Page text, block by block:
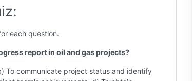
each question.
report in oil and gas projects?
To communicate project status and identify